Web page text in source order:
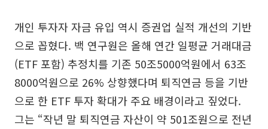
개인 투자자 자금 유입 역시 증권업 실적 개선의 기반
으로 꼽혔다. 백 연구원은 올해 연간 일평균 거래대금
(ETF 포함) 추정치를 기존 50조5000억원에서 63조
8000억원으로 26% 상향했다며 퇴직연금 등을 기반
으로 한 ETF 투자 확대가 주요 배경이라고 짚었다.
그는 “작년 말 퇴직연금 자산이 약 501조원으로 전년